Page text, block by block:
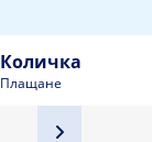
Количка
Плащане